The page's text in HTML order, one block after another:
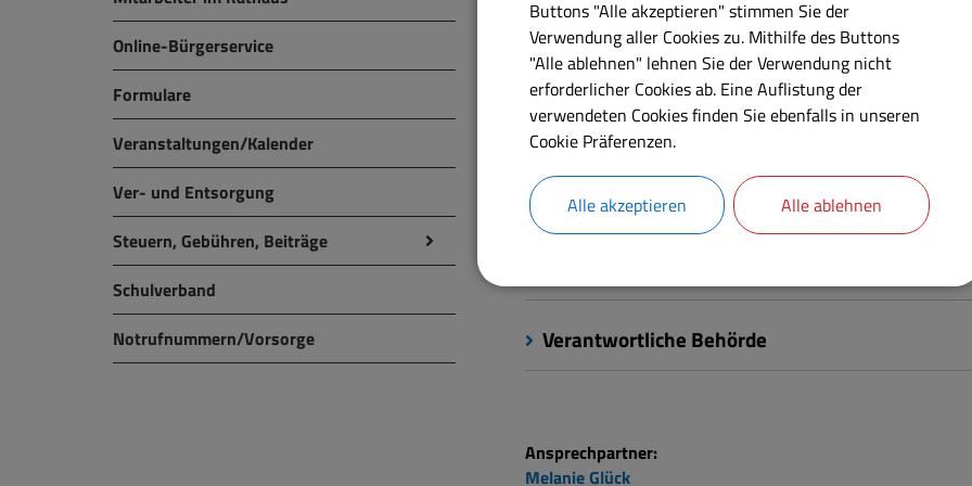
Online-Bürgerservice
Formulare
Veranstaltungen/Kalender
Ver- und Entsorgung
Steuern, Gebühren, Beiträge
Schulverband
Notrufnummern/Vorsorge
nicht miteinander verheirateten Eltern ist stets eine
Vaterschaft notwendig.
Langbeschreibung
Kosten
Verantwortliche Behörde
Ansprechpartner:
MelanieGlück
Buttons "Alle akzeptieren" stimmen Sie der
Verwendung aller Cookies zu. Mithilfe des Buttons
"Alle ablehnen" lehnen Sie der Verwendung nicht
erforderlicher Cookies ab. Eine Auflistung der
verwendeten Cookies finden Sie ebenfalls in unseren
Cookie Präferenzen.
Alle akzeptieren Alle ablehnen